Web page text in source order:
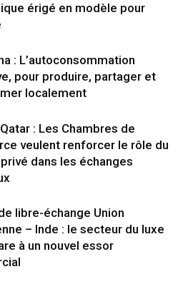
érigé en modèle pour
: L’autoconsommation
pour produire, partager et
localement
: Les Chambres de
veulent renforcer le rôle du
dans les échanges
libre-échange Union
– Inde : le secteur du luxe
à un nouvel essor